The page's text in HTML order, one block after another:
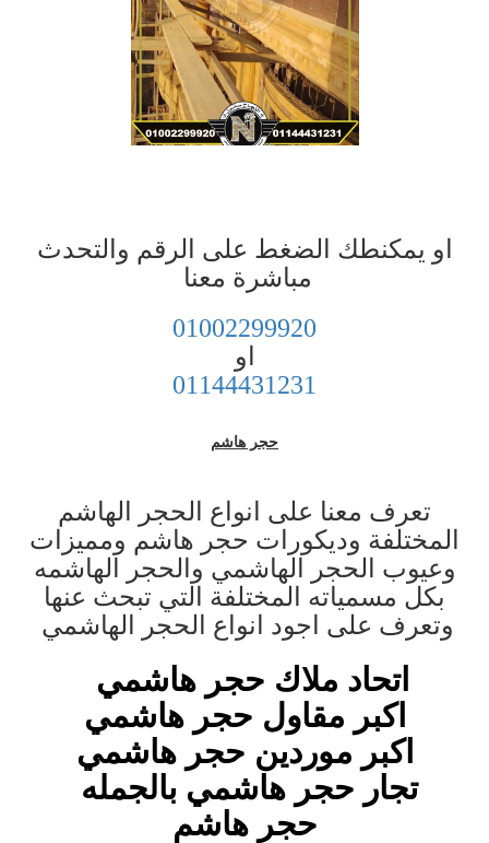
او يمكنطك الضغط على الرقم والتحدث
مباشرة معنا
01002299920
او
01144431231
حجر هاشم
تعرف معنا على انواع الحجر الهاشم
المختلفة وديكورات حجر هاشم ومميزات
وعيوب الحجر الهاشمي والحجر الهاشمه
بكل مسمياته المختلفة التي تبحث عنها
وتعرف على اجود انواع الحجر الهاشمي
اتحاد ملاك حجر هاشمي
اكبر مقاول حجر هاشمي
اكبر موردين حجر هاشمي
تجار حجر هاشمي بالجمله
حجر هاشم